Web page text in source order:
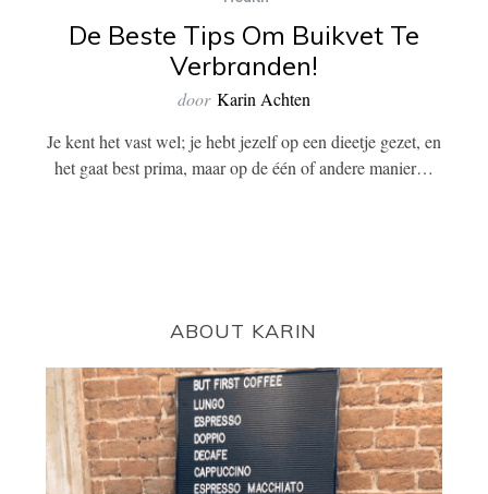
De Beste Tips Om Buikvet Te
Verbranden!
door Karin Achten
Je kent het vast wel; je hebt jezelf op een dieetje gezet, en
het gaat best prima, maar op de één of andere manier…
ABOUT KARIN